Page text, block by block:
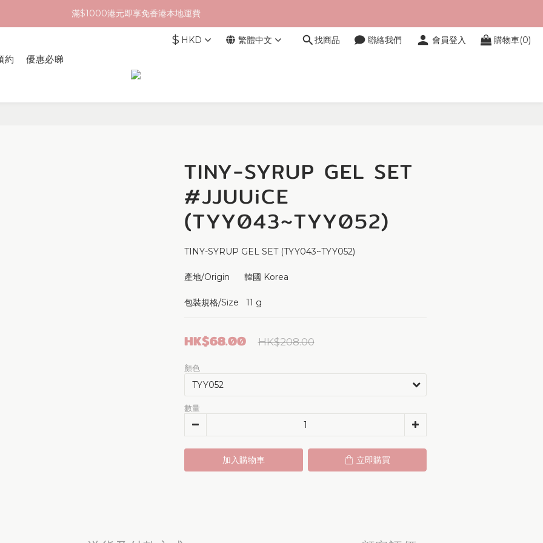
滿$1000港元即享免香港本地運費
$ HKD 繁體中文 找商品 聯絡我們 會員登入 購物車(0)
約 優惠必睇
TINY-SYRUP GEL SET
#JJUUiCE
(TYY043~TYY052)
TINY-SYRUP GEL SET (TYY043~TYY052)
產地/Origin      韓國 Korea
包裝規格/Size   11 g
HK$208.00
HK$68.00
顏色
數量
加入購物車 立即購買